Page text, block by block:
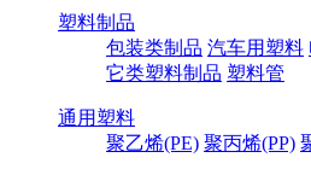
塑料制品
包装类制品 汽车用塑料
它类塑料制品 塑料管
通用塑料
聚乙烯(PE) 聚丙烯(PP)